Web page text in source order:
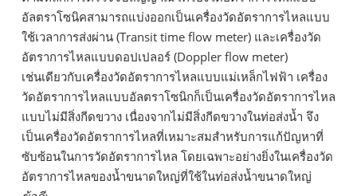
อัลตราโซนิคสามารถแบ่งออกเป็นเครื่องวัดอัตราการไหลแบบ
ใช้เวลาการส่งผ่าน (Transit time flow meter) และเครื่องวัด
อัตราการไหลแบบดอปเปลอร์ (Doppler flow meter)
เช่นเดียวกับเครื่องวัดอัตราการไหลแบบแม่เหล็กไฟฟ้า เครื่อง
วัดอัตราการไหลแบบอัลตราโซนิกก็เป็นเครื่องวัดอัตราการไหล
แบบไม่มีสิ่งกีดขวาง เนื่องจากไม่มีสิ่งกีดขวางในท่อส่งน้ำ จึง
เป็นเครื่องวัดอัตราการไหลที่เหมาะสมสำหรับการแก้ปัญหาที่
ซับซ้อนในการวัดอัตราการไหล โดยเฉพาะอย่างยิ่งในเครื่องวัด
อัตราการไหลของน้ำขนาดใหญ่ที่ใช้ในท่อส่งน้ำขนาดใหญ่